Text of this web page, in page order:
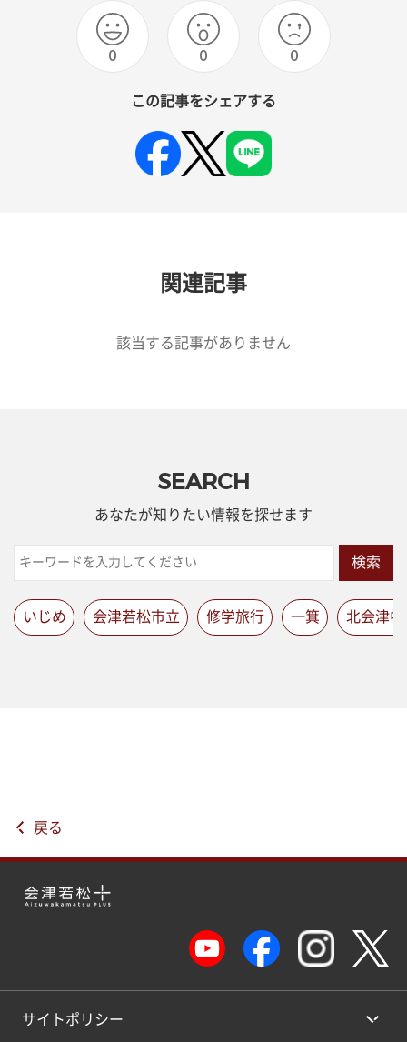
0 0 0
この記事をシェアする
関連記事
該当する記事がありません
SEARCH
あなたが知りたい情報を探せます
検索
いじめ 会津若松市立 修学旅行 一箕 北会津中
戻る
サイトポリシー